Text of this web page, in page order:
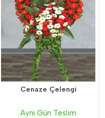
Cenaze Çelengi
Aynı Gün Teslim